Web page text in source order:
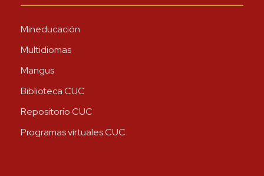
Mineducación
Multidiomas
Mangus
Biblioteca CUC
Repositorio CUC
Programas virtuales CUC